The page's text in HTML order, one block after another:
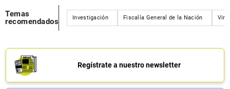
Temas
recomendados
Investigación Fiscalía General de la Nación
Regístrate a nuestro newsletter